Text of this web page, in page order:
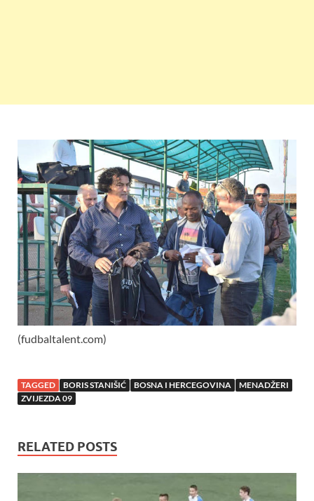
(fudbaltalent.com)
TAGGED BORIS STANIŠIĆ BOSNA I HERCEGOVINA
MENADŽERI
ZVIJEZDA 09
RELATED POSTS